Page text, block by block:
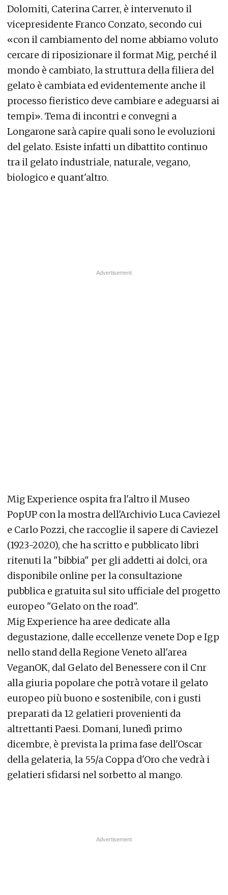
Dolomiti, Caterina Carrer, è intervenuto il
vicepresidente Franco Conzato, secondo cui
«con il cambiamento del nome abbiamo voluto
cercare di riposizionare il format Mig, perché il
mondo è cambiato, la struttura della filiera del
gelato è cambiata ed evidentemente anche il
processo fieristico deve cambiare e adeguarsi ai
tempi». Tema di incontri e convegni a
Longarone sarà capire quali sono le evoluzioni
del gelato. Esiste infatti un dibattito continuo
tra il gelato industriale, naturale, vegano,
biologico e quant'altro.
Mig Experience ospita fra l'altro il Museo
PopUP con la mostra dell'Archivio Luca Caviezel
e Carlo Pozzi, che raccoglie il sapere di Caviezel
(1923-2020), che ha scritto e pubblicato libri
ritenuti la "bibbia" per gli addetti ai dolci, ora
disponibile online per la consultazione
pubblica e gratuita sul sito ufficiale del progetto
europeo "Gelato on the road".
Mig Experience ha aree dedicate alla
degustazione, dalle eccellenze venete Dop e Igp
nello stand della Regione Veneto all'area
VeganOK, dal Gelato del Benessere con il Cnr
alla giuria popolare che potrà votare il gelato
europeo più buono e sostenibile, con i gusti
preparati da 12 gelatieri provenienti da
altrettanti Paesi. Domani, lunedì primo
dicembre, è prevista la prima fase dell'Oscar
della gelateria, la 55/a Coppa d'Oro che vedrà i
gelatieri sfidarsi nel sorbetto al mango.